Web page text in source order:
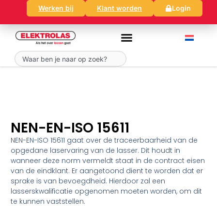
inhoud
Login
Klant worden
Werken bij
Zoeken
NEN-EN-ISO 15611
NEN-EN-ISO 15611 gaat over de traceerbaarheid van de
opgedane laservaring van de lasser. Dit houdt in
wanneer deze norm vermeldt staat in de contract eisen
van de eindklant. Er aangetoond dient te worden dat er
sprake is van bevoegdheid. Hierdoor zal een
lasserskwalificatie opgenomen moeten worden, om dit
te kunnen vaststellen.